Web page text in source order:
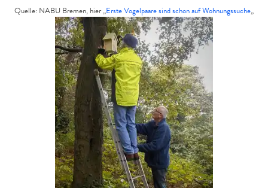
Quelle: NABU Bremen, hier „Erste Vogelpaare sind schon auf Wohnungssuche„